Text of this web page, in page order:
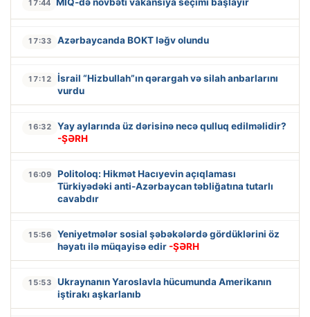
17:44
17:33 Azərbaycanda BOKT ləğv olundu
17:12
İsrail “Hizbullah”ın qərargah və silah anbarlarını
vurdu
16:32
Yay aylarında üz dərisinə necə qulluq edilməlidir?
-ŞƏRH
16:09
Politoloq: Hikmət Hacıyevin açıqlaması
Türkiyədəki anti-Azərbaycan təbliğatına tutarlı
cavabdır
15:56
Yeniyetmələr sosial şəbəkələrdə gördüklərini öz
həyatı ilə müqayisə edir -ŞƏRH
15:53
Ukraynanın Yaroslavla hücumunda Amerikanın
iştirakı aşkarlanıb